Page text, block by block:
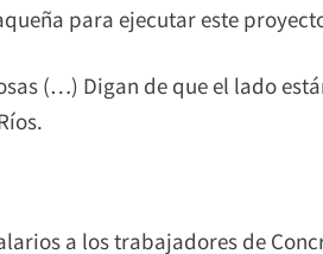
para ejecutar este
(…) Digan de que el lado
a los trabajadores de